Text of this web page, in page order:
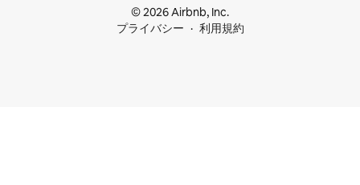
© 2026 Airbnb, Inc.
プライバシー
利用規約